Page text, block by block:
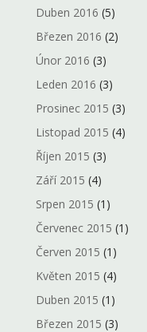
Duben 2016 (5)
Březen 2016 (2)
Únor 2016 (3)
Leden 2016 (3)
Prosinec 2015 (3)
Listopad 2015 (4)
Říjen 2015 (3)
Září 2015 (4)
Srpen 2015 (1)
Červenec 2015 (1)
Červen 2015 (1)
Květen 2015 (4)
Duben 2015 (1)
Březen 2015 (3)